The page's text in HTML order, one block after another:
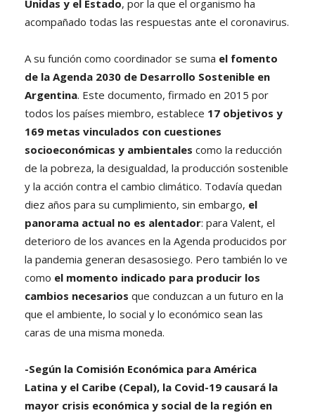
Unidas y el Estado, por la que el organismo ha
acompañado todas las respuestas ante el coronavirus.
A su función como coordinador se suma el fomento
de la Agenda 2030 de Desarrollo Sostenible en
Argentina. Este documento, firmado en 2015 por
todos los países miembro, establece 17 objetivos y
169 metas vinculados con cuestiones
socioeconómicas y ambientales como la reducción
de la pobreza, la desigualdad, la producción sostenible
y la acción contra el cambio climático. Todavía quedan
diez años para su cumplimiento, sin embargo, el
panorama actual no es alentador: para Valent, el
deterioro de los avances en la Agenda producidos por
la pandemia generan desasosiego. Pero también lo ve
como el momento indicado para producir los
cambios necesarios que conduzcan a un futuro en la
que el ambiente, lo social y lo económico sean las
caras de una misma moneda.
-Según la Comisión Económica para América
Latina y el Caribe (Cepal), la Covid-19 causará la
mayor crisis económica y social de la región en